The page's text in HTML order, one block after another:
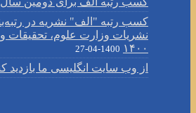
کسب رتبه "الف" نشریه در
نشریات وزارت علوم، تحقیقات
۱۴۰۰ 1400-04-27
از وب سایت انگلیسی ما بازدید